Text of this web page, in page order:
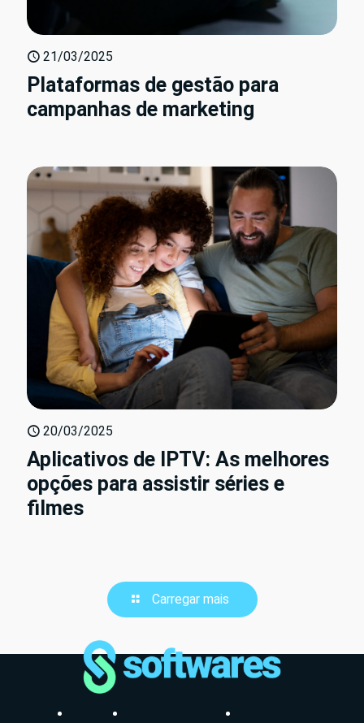
21/03/2025
Plataformas de gestão para
campanhas de marketing
20/03/2025
Aplicativos de IPTV: As melhores
opções para assistir séries e
filmes
Carregar mais